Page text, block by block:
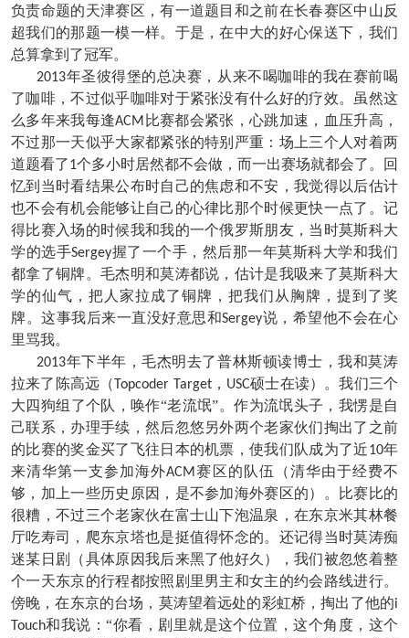
负责命题的天津赛区，有一道题目和之前在长春赛区中山反
超我们的那题一模一样。于是，在中大的好心保送下，我们
总算拿到了冠军。
2013年圣彼得堡的总决赛，从来不喝咖啡的我在赛前喝
了咖啡，不过似乎咖啡对于紧张没有什么好的疗效。虽然这
么多年来我每逢ACM 比赛都会紧张，心跳加速，血压升高，
不过那一天似乎大家都紧张的特别严重：场上三个人对着两
道题看了1个多小时居然都不会做，而一出赛场就都会了。回
忆到当时看结果公布时自己的焦虑和不安，我觉得以后估计
也不会有机会能够让自己的心律比那个时候更快一点了。记
得比赛入场的时候我和我的一个俄罗斯朋友，当时莫斯科大
学的选手Sergey握了一个手，然后那一年莫斯科大学和我们
都拿了铜牌。毛杰明和莫涛都说，估计是我吸来了莫斯科大
学的仙气，把人家拉成了铜牌，把我们从胸牌，提到了奖
牌。这事我后来一直没好意思和Sergey说，希望他不会在心
里骂我。
2013年下半年，毛杰明去了普林斯顿读博士，我和莫涛
拉来了陈高远（ Topcoder Target， USC硕士在读）。我们三个
大四狗组了个队，唤作“老流氓”。作为流氓头子，我愣是自
己联系，办理手续，然后忽悠另外两个老家伙们掏出了之前
的比赛的奖金买了飞往日本的机票，使我们队成为了近10年
来清华第一支参加海外ACM赛区的队伍（清华由于经费不
够，加上一些历史原因，是不参加海外赛区的）。比赛比的
很糟，不过三个老家伙在富士山下泡温泉，在东京米其林餐
厅吃寿司，爬东京塔也是挺值得怀念的。还记得当时莫涛痴
迷某日剧（具体原因我后来黑了他好久），我们被忽悠着整
个一天东京的行程都按照剧里男主和女主的约会路线进行。
傍晚，在东京的台场，莫涛望着远处的彩虹桥，掏出了他的i
Touch和我说：“你看，剧里就是这个位置，这个角度，这个